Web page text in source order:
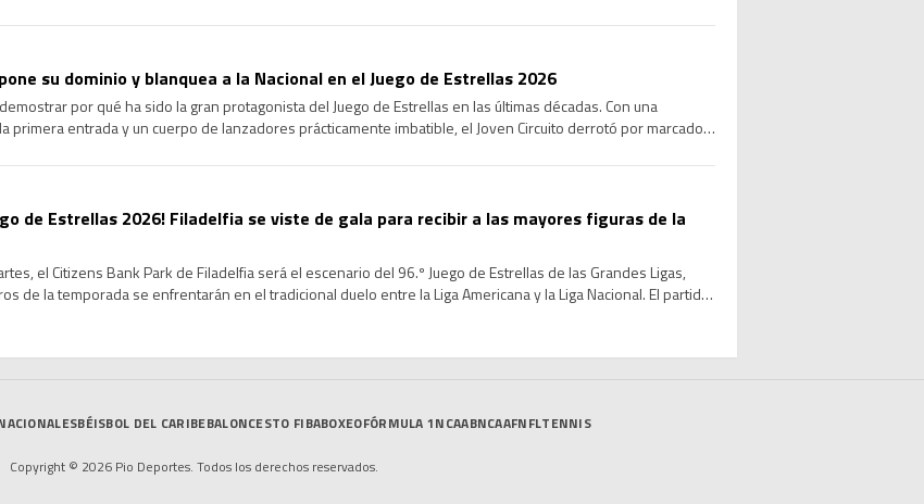
su dominio y blanquea a la Nacional en el Juego de Estrellas 2026
por qué ha sido la gran protagonista del Juego de Estrellas en las últimas décadas. Con una
primera entrada y un cuerpo de lanzadores prácticamente imbatible, el Joven Circuito derrotó por marcador
de Estrellas 2026! Filadelfia se viste de gala para recibir a las mayores figuras de la
el Citizens Bank Park de Filadelfia será el escenario del 96.º Juego de Estrellas de las Grandes Ligas,
de la temporada se enfrentarán en el tradicional duelo entre la Liga Americana y la Liga Nacional. El partido
BÉISBOL DEL CARIBEBALONCESTO FIBABOXEOFÓRMULA 1NCAABNCAAFNFLTENNIS
Copyright © 2026 Pio Deportes. Todos los derechos reservados.